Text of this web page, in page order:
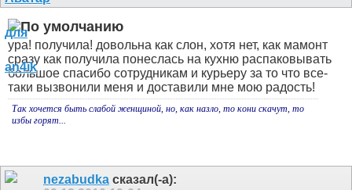
ура! получила! довольна как слон, хотя нет, как мамонт
сразу как получила понеслась на кухню распаковывать
большое спасибо сотрудникам и курьеру за то что все-
таки вызвонили меня и доставили мне мою радость!
Так хочется быть слабой женщиной, но, как назло, то кони скачут, то
избы горят...
nezabudka сказал(-а):